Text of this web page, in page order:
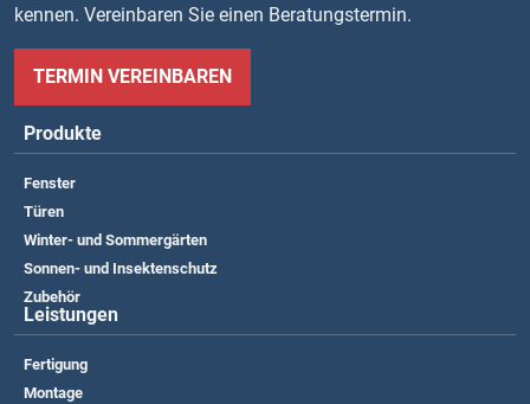
kennen. Vereinbaren Sie einen Beratungstermin.
TERMIN VEREINBAREN
Produkte
Fenster
Türen
Winter- und Sommergärten
Sonnen- und Insektenschutz
Zubehör
Leistungen
Fertigung
Montage